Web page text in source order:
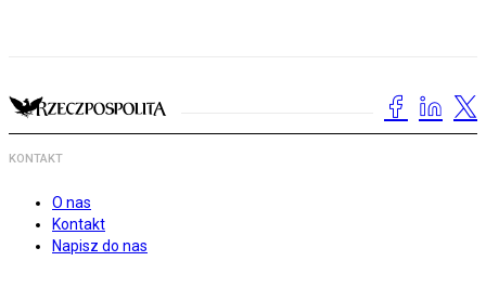
KONTAKT
O nas
Kontakt
Napisz do nas